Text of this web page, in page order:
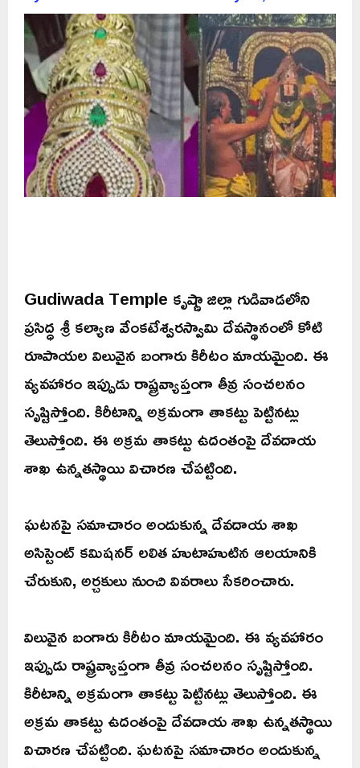
Gudiwada Temple కృష్ణా జిల్లా గుడివాడలోని
ప్రసిద్ధ శ్రీ కల్యాణ వేంకటేశ్వరస్వామి దేవస్థానంలో కోటి
రూపాయల విలువైన బంగారు కిరీటం మాయమైంది. ఈ
వ్యవహారం ఇప్పుడు రాష్ట్రవ్యాప్తంగా తీవ్ర సంచలనం
సృష్టిస్తోంది. కిరీటాన్ని అక్రమంగా తాకట్టు పెట్టినట్లు
తెలుస్తోంది. ఈ అక్రమ తాకట్టు ఉదంతంపై దేవదాయ
శాఖ ఉన్నతస్థాయి విచారణ చేపట్టింది.
ఘటనపై సమాచారం అందుకున్న దేవదాయ శాఖ
అసిస్టెంట్ కమిషనర్ లలిత హుటాహుటిన ఆలయానికి
చేరుకుని, అర్చకులు నుంచి వివరాలు సేకరించారు.
విలువైన బంగారు కిరీటం మాయమైంది. ఈ వ్యవహారం
ఇప్పుడు రాష్ట్రవ్యాప్తంగా తీవ్ర సంచలనం సృష్టిస్తోంది.
కిరీటాన్ని అక్రమంగా తాకట్టు పెట్టినట్లు తెలుస్తోంది. ఈ
అక్రమ తాకట్టు ఉదంతంపై దేవదాయ శాఖ ఉన్నతస్థాయి
విచారణ చేపట్టింది. ఘటనపై సమాచారం అందుకున్న